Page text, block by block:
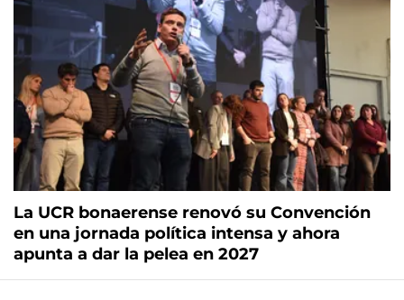
La UCR bonaerense renovó su Convención
en una jornada política intensa y ahora
apunta a dar la pelea en 2027